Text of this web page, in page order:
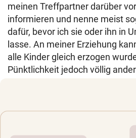
meinen Treffpartner darüber
informieren und nenne meist
dafür, bevor ich sie oder ihn in
lasse. An meiner Erziehung
alle Kinder gleich erzogen
Pünktlichkeit jedoch völlig